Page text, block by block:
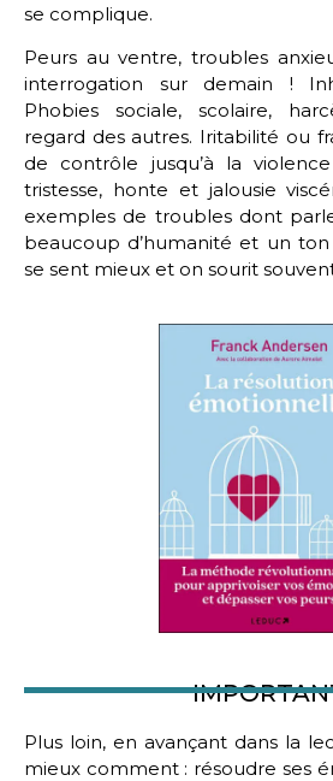
se complique.
Peurs au ventre, troubles
interrogation sur demain !
Phobies sociale, scolaire,
regard des autres. Iritabilité ou
de contrôle jusqu’à la
tristesse, honte et jalousie
exemples de troubles dont
beaucoup d’humanité et un
se sent mieux et on sourit
Plus loin, en avançant dans la
mieux comment : résoudre ses